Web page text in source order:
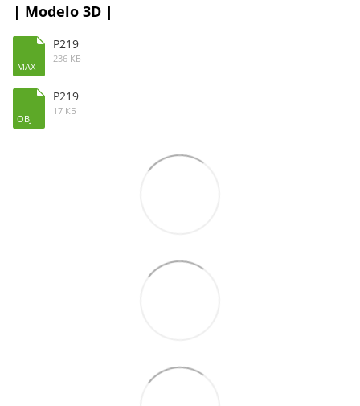
| Modelo 3D |
MAX
P219
236 КБ
OBJ
P219
17 КБ